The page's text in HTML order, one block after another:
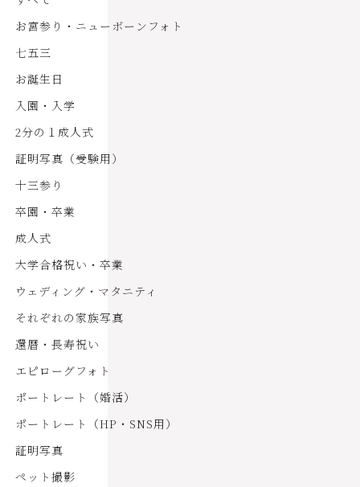
お宮参り・ニューボーンフォト
七五三
お誕生日
入園・入学
2分の１成人式
証明写真（受験用）
十三参り
卒園・卒業
成人式
大学合格祝い・卒業
ウェディング・マタニティ
それぞれの家族写真
還暦・長寿祝い
エピローグフォト
ポートレート（婚活）
ポートレート（HP・SNS用）
証明写真
ペット撮影